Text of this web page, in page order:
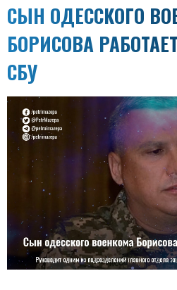
СЫН ОДЕССКОГО
БОРИСОВА
СБУ